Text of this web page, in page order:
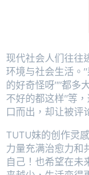
现代社会⼈们往往
环境与社会⽣活。
的好奇怪呀""都多
不好的都这样"等
⼝⽽出，却让被评
TUTU妹的创作灵
力量充满治愈力和
⾃⼰！也希望在未